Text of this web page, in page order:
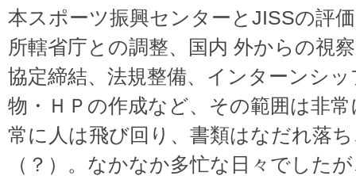
本スポーツ振興センターとJISSの評
所轄省庁との調整、国内 外からの視
協定締結、法規整備、インターンシ
物・ＨＰの作成など、その範囲は非
常に人は飛び回り、書類はなだれ落
（？）。なかなか多忙な日々でした